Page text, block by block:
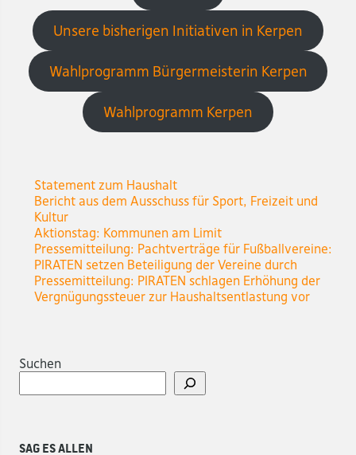
Unsere bisherigen Initiativen in Kerpen
Wahlprogramm Bürgermeisterin Kerpen
Wahlprogramm Kerpen
Statement zum Haushalt
Bericht aus dem Ausschuss für Sport, Freizeit und
Kultur
Aktionstag: Kommunen am Limit
Pressemitteilung: Pachtverträge für Fußballvereine:
PIRATEN setzen Beteiligung der Vereine durch
Pressemitteilung: PIRATEN schlagen Erhöhung der
Vergnügungssteuer zur Haushaltsentlastung vor
Suchen
Sag es allen